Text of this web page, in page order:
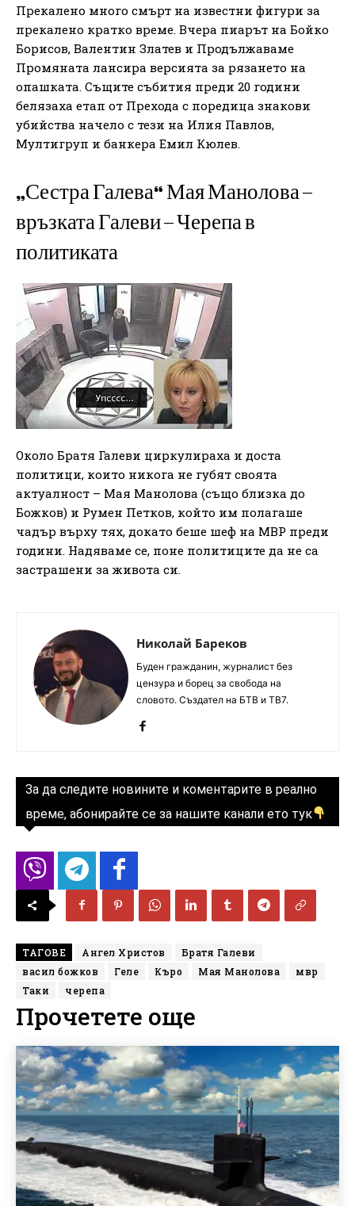
Прекалено много смърт на известни фигури за
прекалено кратко време. Вчера пиарът на Бойко
Борисов, Валентин Златев и Продължаваме
Промяната лансира версията за рязането на
опашката. Същите събития преди 20 години
белязаха етап от Прехода с поредица знакови
убийства начело с тези на Илия Павлов,
Мултигруп и банкера Емил Кюлев.
„Сестра Галева“ Мая Манолова –
връзката Галеви – Черепа в
политиката
Около Братя Галеви циркулираха и доста
политици, които никога не губят своята
актуалност – Мая Манолова (също близка до
Божков) и Румен Петков, който им полагаше
чадър върху тях, докато беше шеф на МВР преди
години. Надяваме се, поне политиците да не са
застрашени за живота си.
Николай Бареков
Буден гражданин, журналист без
цензура и борец за свобода на
словото. Създател на БТВ и ТВ7.
За да следите новините и коментарите в реално
време, абонирайте се за нашите канали ето тук
ТАГОВЕ Ангел Христов
Братя Галеви
васил божков
Геле Къро Мая Манолова
мвр
Таки
черепа
Прочетете още